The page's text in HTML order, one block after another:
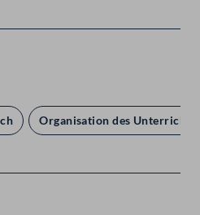
Organisation des